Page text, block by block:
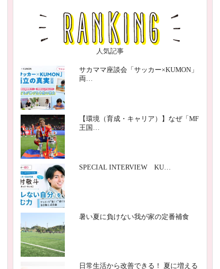
人気記事
サカママ座談会「サッカー×KUMON」
両…
【環境（育成・キャリア）】なぜ「MF
王国…
SPECIAL INTERVIEW KU…
暑い夏に負けない我が家の定番補食
日常生活から改善できる！ 夏に増える